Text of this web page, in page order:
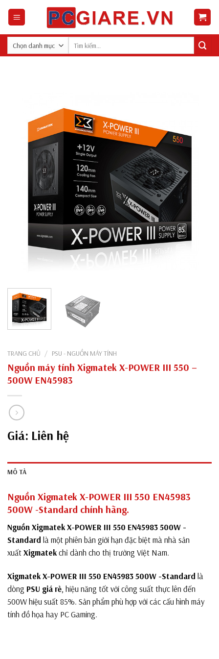
TRANG CHỦ / PSU - NGUỒN MÁY TÍNH
Nguồn máy tính Xigmatek X-POWER III 550 –
500W EN45983
Giá: Liên hệ
MÔ TẢ
Nguồn Xigmatek X-POWER III 550 EN45983
500W -Standard chính hãng.
Nguồn Xigmatek X-POWER III 550 EN45983 500W -
Standard là một phiên bản giới hạn đặc biệt mà nhà sản
xuấtXigmatekchỉ dành cho thị trường Việt Nam.
Xigmatek X-POWER III 550 EN45983 500W -Standard là
dòng PSU giá rẻ , hiệu năng tốt với công suất thực lên đến
500W hiệu suất 85%. Sản phẩm phù hợp với các cấu hình máy
tính đồ họa hay PC Gaming.